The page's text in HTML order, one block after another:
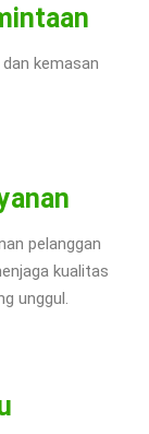
kemasan
pelanggan
kualitas
unggul.